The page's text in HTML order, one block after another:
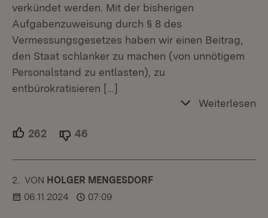
verkündet werden. Mit der bisherigen
Aufgabenzuweisung durch § 8 des
Vermessungsgesetzes haben wir einen Beitrag,
den Staat schlanker zu machen (von unnötigem
Personalstand zu entlasten), zu
entbürokratisieren […]
Weiterlesen
262 Unterstützer.
46
2. KOMMENTAR
VON :HOLGER MENGESDORF
06.11.2024
07:09